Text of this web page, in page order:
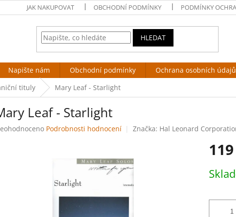
JAK NAKUPOVAT OBCHODNÍ PODMÍNKY PODMÍNKY
HLEDAT
Napište nám Obchodní podmínky
Ochrana osobních údajů
tituly Mary Leaf - Starlight
Leaf - Starlight
Podrobnosti hodnocení Značka: Hal Leonard
cena: